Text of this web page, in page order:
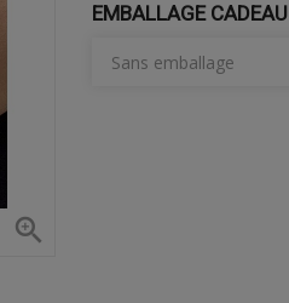

EMBALLAGE CADEAU